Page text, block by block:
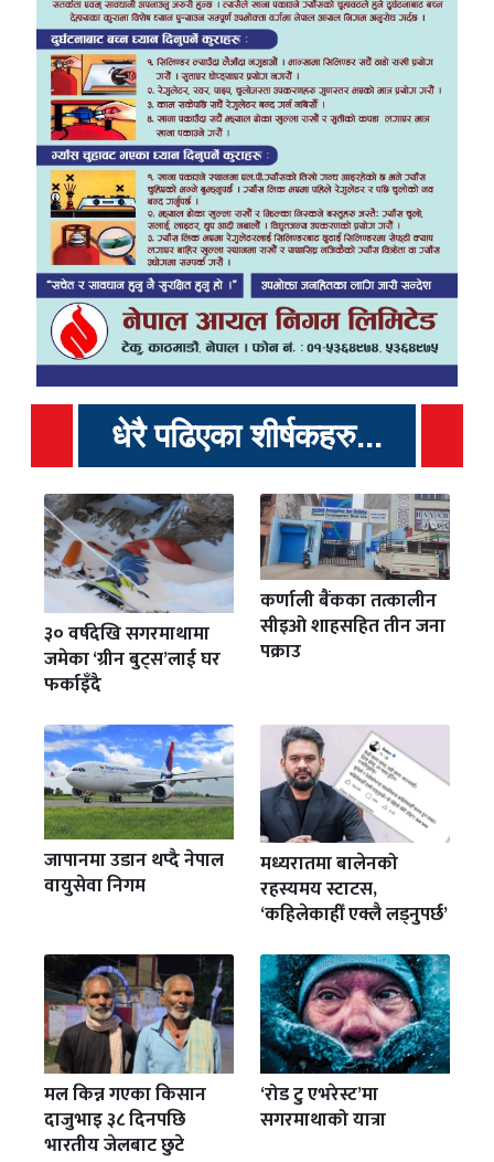
धेरै पढिएका शीर्षकहरु...
३० वर्षदेखि सगरमाथामा
जमेका ‘ग्रीन बुट्स’लाई घर
फर्काइँदै
कर्णाली बैंकका तत्कालीन
सीइओ शाहसहित तीन जना
पक्राउ
जापानमा उडान थप्दै नेपाल
वायुसेवा निगम
मध्यरातमा बालेनको
रहस्यमय स्टाटस,
‘कहिलेकाहीँ एक्लै लड्नुपर्छ’
मल किन्न गएका किसान
दाजुभाइ ३८ दिनपछि
भारतीय जेलबाट छुटे
‘रोड टु एभरेस्ट’मा
सगरमाथाको यात्रा